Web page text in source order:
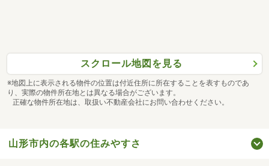
スクロール地図を見る
※地図上に表示される物件の位置は付近住所に所在することを表すものであ
り、実際の物件所在地とは異なる場合がございます。
正確な物件所在地は、取扱い不動産会社にお問い合わせください。
山形市内の各駅の住みやすさ